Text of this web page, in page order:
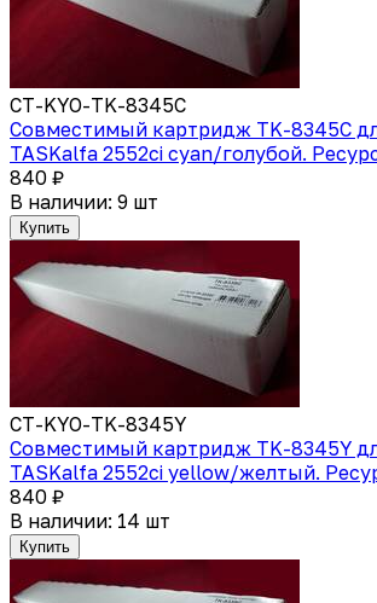
CT-KYO-TK-8345C
Совместимый картридж TK-8345С
TASKalfa 2552ci cyan/голубой.
840 ₽
В наличии: 9 шт
Купить
CT-KYO-TK-8345Y
Совместимый картридж TK-8345Y
TASKalfa 2552ci yellow/желтый.
840 ₽
В наличии: 14 шт
Купить